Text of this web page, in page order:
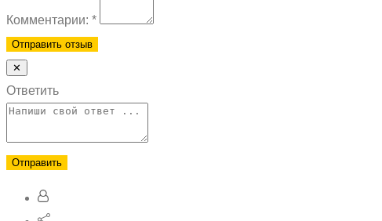
Комментарии: *
✕
Ответить